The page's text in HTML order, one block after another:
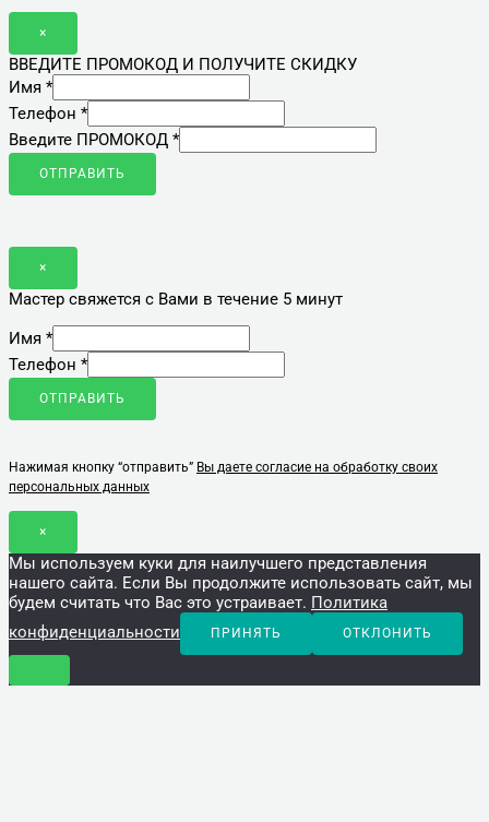
×
ВВЕДИТЕ ПРОМОКОД И ПОЛУЧИТЕ СКИДКУ
Имя *
Телефон *
Введите ПРОМОКОД *
ОТПРАВИТЬ
×
Мастер свяжется с Вами в течение 5 минут
Имя *
Телефон *
ОТПРАВИТЬ
Нажимая кнопку “отправить” Вы даете согласие на обработку своих
персональных данных
×
Мы используем куки для наилучшего представления
нашего сайта. Если Вы продолжите использовать сайт, мы
будем считать что Вас это устраивает. Политика
конфиденциальности
ПРИНЯТЬ ОТКЛОНИТЬ